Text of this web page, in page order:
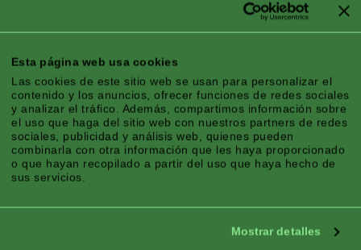
Esta página web usa cookies
Las cookies de este sitio web se usan para personalizar el
contenido y los anuncios, ofrecer funciones de redes sociales
y analizar el tráfico. Además, compartimos información sobre
el uso que haga del sitio web con nuestros partners de redes
sociales, publicidad y análisis web, quienes pueden
combinarla con otra información que les haya proporcionado
o que hayan recopilado a partir del uso que haya hecho de
sus servicios.
Mostrar detalles
toda la temporada, con flores de
tamaño medio en tonos
impresionantes.